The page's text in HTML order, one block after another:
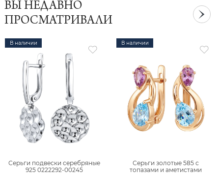
ВЫ НЕДАВНО
ПРОСМАТРИВАЛИ
В наличии
Серьги подвески серебряные
925 0222292-00245
В наличии
Серьги золотые 585 с
топазами и аметистами